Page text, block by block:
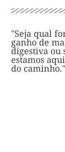
"Seja qual
ganho de
digestiva ou
estamos
do caminho."